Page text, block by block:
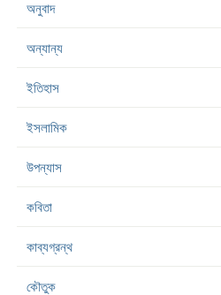
অনুবাদ
অন্যান্য
ইতিহাস
ইসলামিক
উপন্যাস
কবিতা
কাব্যগ্রন্থ
কৌতুক